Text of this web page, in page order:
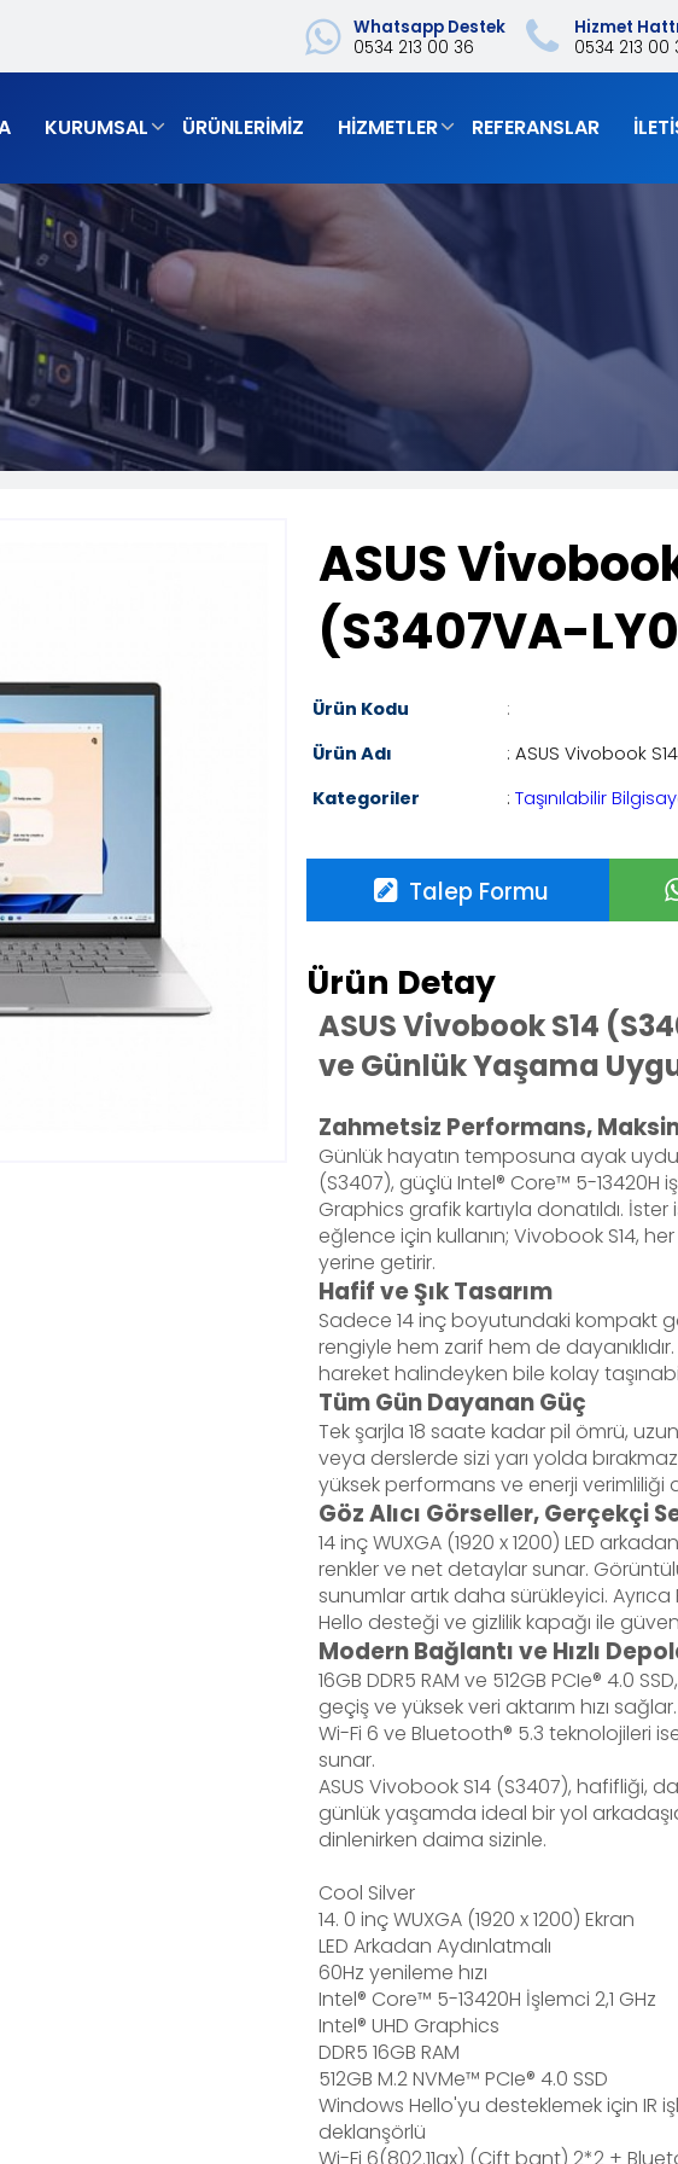
Hizmet Hattı
‎0534 213 00
Whatsapp Destek
0534 213 00 36
KURUMSAL ÜRÜNLERIMIZ HIZMETLER REFERANSLAR
ASUS
(S3407VA-
Ürün Kodu
:
Ürün Adı
: ASUS Vivobook
Kategoriler
: Taşınılabilir
Talep Formu
Ürün Detay
ASUS Vivobook S14
ve Günlük Yaşama
Zahmetsiz Performans,
Günlük hayatın temposuna ayak
(S3407), güçlü Intel® Core™ 5-13420H
Graphics grafik kartıyla donatıldı.
eğlence için kullanın; Vivobook S14,
yerine getirir.
Hafif ve Şık Tasarım
Sadece 14 inç boyutundaki kompakt
rengiyle hem zarif hem de dayanıklıdır.
hareket halindeyken bile kolay
Tüm Gün Dayanan Güç
Tek şarjla 18 saate kadar pil ömrü,
veya derslerde sizi yarı yolda
yüksek performans ve enerji verimliliği
Göz Alıcı Görseller, Gerçekçi
14 inç WUXGA (1920 x 1200) LED
renkler ve net detaylar sunar.
sunumlar artık daha sürükleyici. Ayrıca
Hello desteği ve gizlilik kapağı ile
Modern Bağlantı ve Hızlı
16GB DDR5 RAM ve 512GB PCIe® 4.0
geçiş ve yüksek veri aktarım hızı sağlar.
Wi-Fi 6 ve Bluetooth® 5.3 teknolojileri
sunar.
ASUS Vivobook S14 (S3407), hafifliği,
günlük yaşamda ideal bir yol
dinlenirken daima sizinle.
Cool Silver
14. 0 inç WUXGA (1920 x 1200) Ekran
LED Arkadan Aydınlatmalı
60Hz yenileme hızı
Intel® Core™ 5-13420H İşlemci 2,1 GHz
Intel® UHD Graphics
DDR5 16GB RAM
512GB M.2 NVMe™ PCIe® 4.0 SSD
Windows Hello'yu desteklemek için IR
deklanşörlü